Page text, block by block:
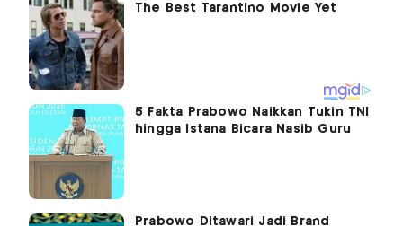
5 Fakta Prabowo Naikkan Tukin TNI
hingga Istana Bicara Nasib Guru
Prabowo Ditawari Jadi Brand